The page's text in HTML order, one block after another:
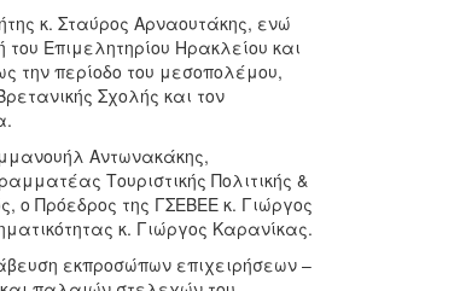
κ. Σταύρος Αρναουτάκης, ενώ
Επιμελητηρίου Ηρακλείου και
την περίοδο του μεσοπολέμου,
Σχολής και τον
Αντωνακάκης,
Τουριστικής Πολιτικής &
ο Πρόεδρος της ΓΣΕΒΕΕ κ. Γιώργος
κ. Γιώργος Καρανίκας.
εκπροσώπων επιχειρήσεων –